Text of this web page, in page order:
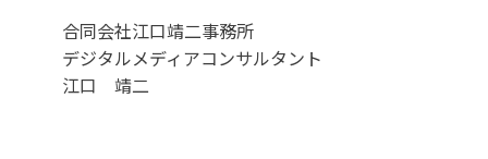
合同会社江口靖二事務所
デジタルメディアコンサルタント
江口 靖二